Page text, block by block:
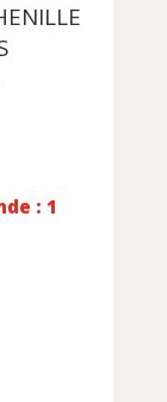
: 1